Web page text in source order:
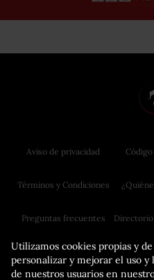
Utilizamos cookies propias y
personalizar y mejorar el uso y
de nuestros usuarios en
Aviso de privacidad
Términos y Condiciones
Preguntas frecuentes Directorio